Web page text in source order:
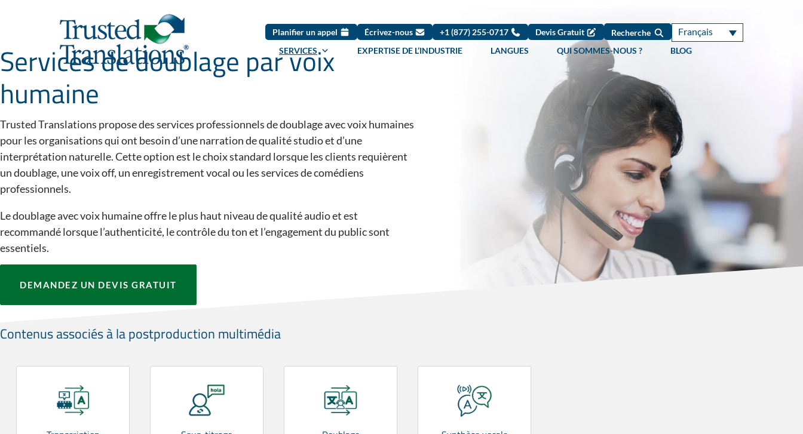
Planifier un appel Écrivez-nous +1 (877) 255-0717 Devis Gratuit Recherche Français
SERVICES EXPERTISE DE L’INDUSTRIE LANGUES QUI SOMMES-NOUS ? BLOG
Services de doublage par voix
humaine
Trusted Translations propose des services professionnels de doublage avec voix humaines
pour les organisations qui ont besoin d’une narration de qualité studio et d’une
interprétation naturelle. Cette option est le choix standard lorsque les clients requièrent
un doublage, une voix off, un enregistrement vocal ou les services de comédiens
professionnels.
Le doublage avec voix humaine offre le plus haut niveau de qualité audio et est
recommandé lorsque l’authenticité, le contrôle du ton et l’engagement du public sont
essentiels.
DEMANDEZ UN DEVIS GRATUIT
Contenus associés à la postproduction multimédia